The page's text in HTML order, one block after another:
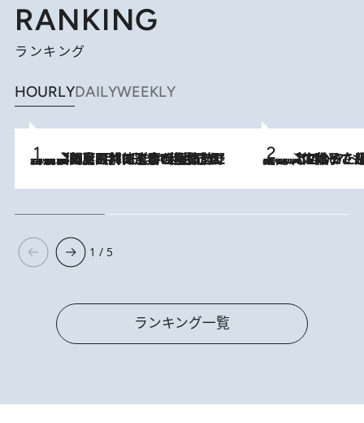
RANKING
ランキング
HOURLYDAILYWEEKLY
2026.8.8
「最後に見られてよかった」上野動物園の東園パンダ舎が解体前に特別公開。8月16日まで延長されたパネル展と共に辿る“半世紀”のパンダ飼育《解体工事の図面あり》 2026.8.5
【阿川佐和子さんの年とる力】なぜ70代で始めた趣味は“こんなに楽しい”のか？ ピアノ、俳句…スランプに陥っても続けられる“ある秘訣”とは
1 / 5
ランキング一覧